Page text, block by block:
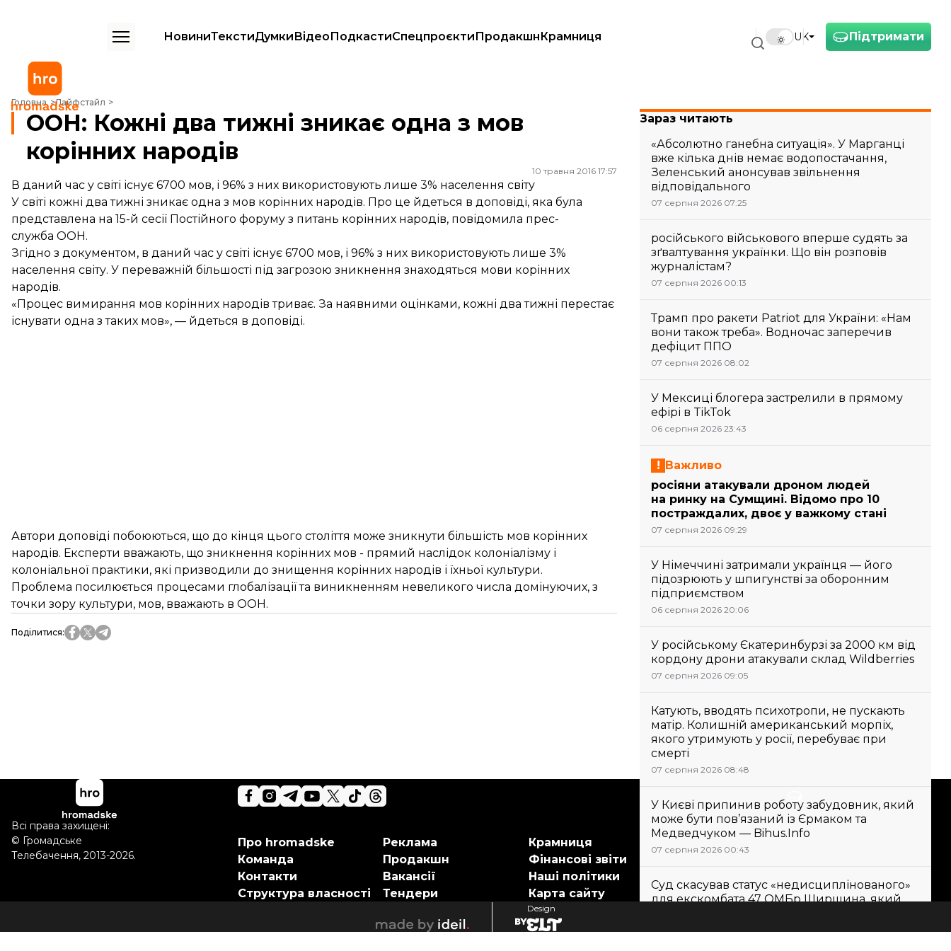
Підтримати
UK
НовиниТекстиДумкиВідеоПодкастиСпецпроєктиПродакшнКрамниця
Головна Лайфстайл
ООН: Кожні два тижні зникає одна з мов корінних народів
ООН: Кожні два тижні зникає одна з мов
корінних народів
10 травня 2016 17:57
В даний час у світі існує 6700 мов, і 96% з них використовують лише 3% населення світу
У світі кожні два тижні зникає одна з мов корінних народів. Про це йдеться в доповіді, яка була
представлена на 15-й сесії Постійного форуму з питань корінних народів, повідомила прес-
служба ООН.
Згідно з документом, в даний час у світі існує 6700 мов, і 96% з них використовують лише 3%
населення світу. У переважній більшості під загрозою зникнення знаходяться мови корінних
народів.
«Процес вимирання мов корінних народів триває. За наявними оцінками, кожні два тижні перестає
існувати одна з таких мов», — йдеться в доповіді.
Автори доповіді побоюються, що до кінця цього століття може зникнути більшість мов корінних
народів. Експерти вважають, що зникнення корінних мов - прямий наслідок колоніалізму і
колоніальної практики, які призводили до знищення корінних народів і їхньої культури.
Проблема посилюється процесами глобалізації та виникненням невеликого числа домінуючих, з
точки зору культури, мов, вважають в ООН.
Поділитися:
Зараз читають
«Абсолютно ганебна ситуація». У Марганці
вже кілька днів немає водопостачання,
Зеленський анонсував звільнення
відповідального
07 серпня 2026 07:25
російського військового вперше судять за
зґвалтування українки. Що він розповів
журналістам?
07 серпня 2026 00:13
Трамп про ракети Patriot для України: «Нам
вони також треба». Водночас заперечив
дефіцит ППО
07 серпня 2026 08:02
У Мексиці блогера застрелили в прямому
ефірі в TikTok
06 серпня 2026 23:43
Важливо
росіяни атакували дроном людей
на ринку на Сумщині. Відомо про 10
постраждалих, двоє у важкому стані
07 серпня 2026 09:29
У Німеччині затримали українця — його
підозрюють у шпигунстві за оборонним
підприємством
06 серпня 2026 20:06
У російському Єкатеринбурзі за 2000 км від
кордону дрони атакували склад Wildberries
07 серпня 2026 09:05
Катують, вводять психотропи, не пускають
матір. Колишній американський морпіх,
якого утримують у росії, перебуває при
смерті
07 серпня 2026 08:48
У Києві припинив роботу забудовник, який
може бути пов’язаний із Єрмаком та
Медведчуком — Bihus.Info
07 серпня 2026 00:43
Суд скасував статус «недисциплінованого»
для екскомбата 47 ОМБр Ширшина, який
07 серпня 2026 10:12
Підтримати
завдяки тобі. Будь нашим
другом
Про hromadske
Команда
Контакти
Структура власності
Реклама
Продакшн
Вакансії
Тендери
Крамниця
Фінансові звіти
Наші політики
Карта сайту
Всі права захищені:
© Громадське
Телебачення, 2013-2026.
ideil
Design
elt